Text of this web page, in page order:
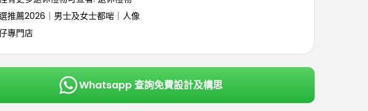
推薦2026｜男士及女士都啱｜人像
專門店
Whatsapp 查詢免費設計及構思